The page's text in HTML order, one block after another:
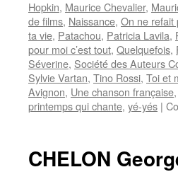
Hopkin, Maurice Chevalier,
de films, Naissance, On ne refait
ta vie, Patachou, Patricia Lavila,
pour moi c’est tout, Quelquefois,
Séverine, Société des Auteurs
Sylvie Vartan, Tino Rossi, Toi et
Avignon, Une chanson française,
printemps qui chante, yé-yés |
CHELON